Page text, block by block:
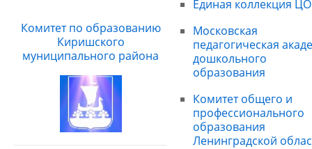
Комитет по образованию
Киришского
муниципального района
Единая коллекция
Московская
педагогическая
дошкольного
образования
Комитет общего и
профессионального
образования
Ленинградской